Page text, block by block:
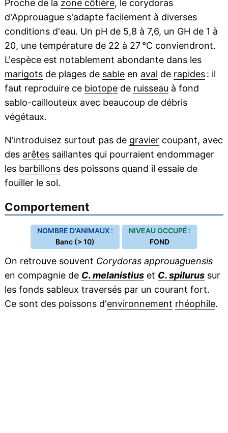
Proche de la zone côtière, le corydoras
d'Approuague s'adapte facilement à diverses
conditions d'eau. Un pH de 5,8 à 7,6, un GH de 1 à
20, une température de 22 à 27 °C conviendront.
L'espèce est notablement abondante dans les
marigotsde plages de sableen aval de rapides: il
faut reproduire ce biotopede ruisseau à fond
sablo-caillouteux avec beaucoup de débris
végétaux.
N'introduisez surtout pas de graviercoupant, avec
des arêtessaillantes qui pourraient endommager
les barbillonsdes poissons quand il essaie de
fouiller le sol.
Comportement
NOMBRE D'ANIMAUX :
Banc (> 10)
NIVEAU OCCUPÉ :
FOND
On retrouve souvent Corydoras approuaguensis
en compagnie de C. melanistiuset C. spilurussur
les fonds sableux traversés par un courant fort.
Ce sont des poissons d'environnement rhéophile.